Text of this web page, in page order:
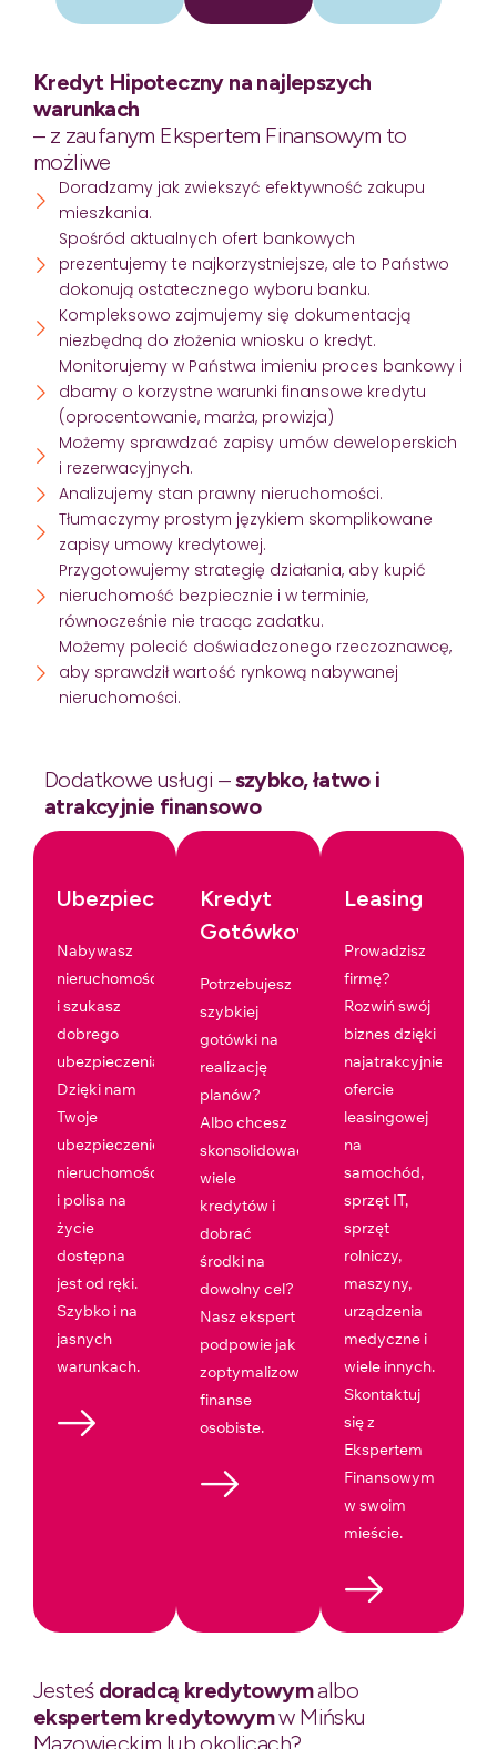
Kredyt Hipoteczny na najlepszych
warunkach
– z zaufanym Ekspertem Finansowym to
możliwe
Doradzamy jak zwiekszyć efektywność zakupu
mieszkania.
Spośród aktualnych ofert bankowych
prezentujemy te najkorzystniejsze, ale to Państwo
dokonują ostatecznego wyboru banku.
Kompleksowo zajmujemy się dokumentacją
niezbędną do złożenia wniosku o kredyt.
Monitorujemy w Państwa imieniu proces bankowy i
dbamy o korzystne warunki finansowe kredytu
(oprocentowanie, marża, prowizja)
Możemy sprawdzać zapisy umów deweloperskich
i rezerwacyjnych.
Analizujemy stan prawny nieruchomości.
Tłumaczymy prostym językiem skomplikowane
zapisy umowy kredytowej.
Przygotowujemy strategię działania, aby kupić
nieruchomość bezpiecznie i w terminie,
równocześnie nie tracąc zadatku.
Możemy polecić doświadczonego rzeczoznawcę,
aby sprawdził wartość rynkową nabywanej
nieruchomości.
Dodatkowe usługi –szybko, łatwo i
atrakcyjnie finansowo
Ubezpieczenia
Nabywasz
nieruchomość
i szukasz
dobrego
ubezpieczenia?
Dzięki nam
Twoje
ubezpieczenie
nieruchomości
i polisa na
życie
dostępna
jest od ręki.
Szybko i na
jasnych
warunkach.
Kredyt
Gotówkowy
Potrzebujesz
szybkiej
gotówki na
realizację
planów?
Albo chcesz
skonsolidować
wiele
kredytów i
dobrać
środki na
dowolny cel?
Nasz ekspert
podpowie jak
zoptymalizować
finanse
osobiste.
Leasing
Prowadzisz
firmę?
Rozwiń swój
biznes dzięki
najatrakcyjniejszej
ofercie
leasingowej
na
samochód,
sprzęt IT,
sprzęt
rolniczy,
maszyny,
urządzenia
medyczne i
wiele innych.
Skontaktuj
się z
Ekspertem
Finansowym
w swoim
mieście.
Jesteśdoradcą kredytowymalbo
ekspertem kredytowymw Mińsku
Mazowieckim lub okolicach?